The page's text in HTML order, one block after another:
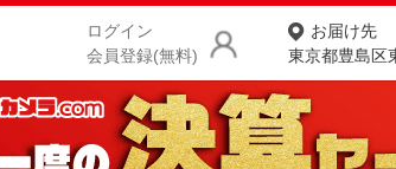
ログイン
会員登録(無料)
お届け先
東京都豊島区